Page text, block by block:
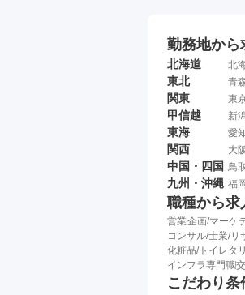
勤務地から
北海道 北
東北 青
関東 東
甲信越 新
東海 愛
関西 大
中国・四国 鳥
九州・沖縄 福
職種から求
営業企画/マーケ
コンサル/士業/リ
化粧品/トイレタ
インフラ専門職
こだわり